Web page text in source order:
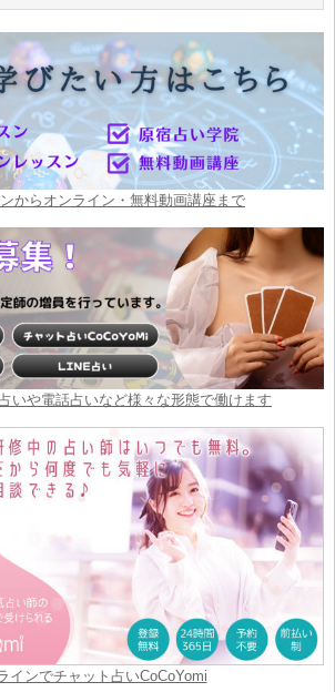
からオンライン・無料動画講座まで
いや電話占いなど様々な形態で働けます
インでチャット占いCoCoYomi